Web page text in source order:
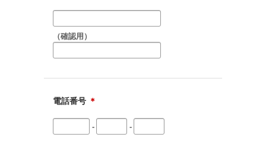
（確認用）
電話番号 ＊
- -